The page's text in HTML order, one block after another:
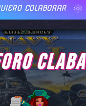
COLABORAR
CLABA